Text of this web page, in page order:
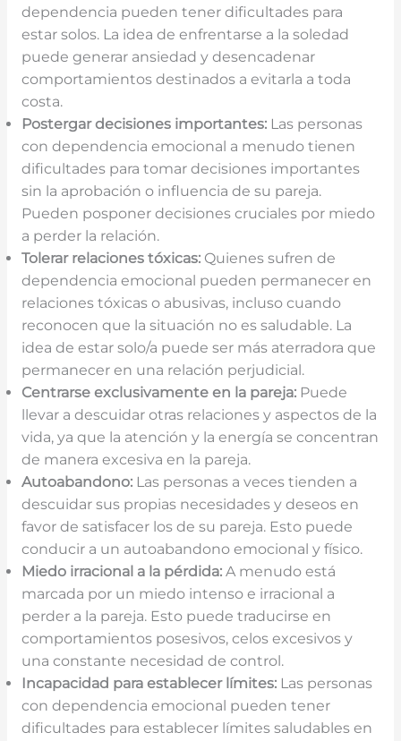
dependencia pueden tener dificultades para
estar solos. La idea de enfrentarse a la soledad
puede generar ansiedad y desencadenar
comportamientos destinados a evitarla a toda
costa.
Postergar decisiones importantes:Las personas
con dependencia emocional a menudo tienen
dificultades para tomar decisiones importantes
sin la aprobación o influencia de su pareja.
Pueden posponer decisiones cruciales por miedo
a perder la relación.
Tolerar relaciones tóxicas:Quienes sufren de
dependencia emocional pueden permanecer en
relaciones tóxicas o abusivas, incluso cuando
reconocen que la situación no es saludable. La
idea de estar solo/a puede ser más aterradora que
permanecer en una relación perjudicial.
Centrarse exclusivamente en la pareja:Puede
llevar a descuidar otras relaciones y aspectos de la
vida, ya que la atención y la energía se concentran
de manera excesiva en la pareja.
Autoabandono:Las personas a veces tienden a
descuidar sus propias necesidades y deseos en
favor de satisfacer los de su pareja. Esto puede
conducir a un autoabandono emocional y físico.
Miedo irracional a la pérdida:A menudo está
marcada por un miedo intenso e irracional a
perder a la pareja. Esto puede traducirse en
comportamientos posesivos, celos excesivos y
una constante necesidad de control.
Incapacidad para establecer límites:Las personas
con dependencia emocional pueden tener
dificultades para establecer límites saludables en